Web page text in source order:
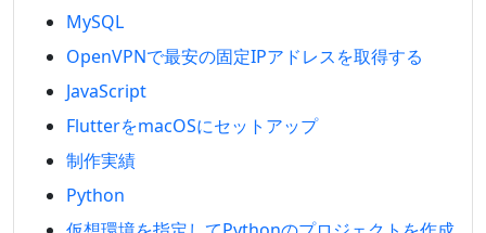
MySQL
OpenVPNで最安の固定IPアドレスを取得する
JavaScript
FlutterをmacOSにセットアップ
制作実績
Python